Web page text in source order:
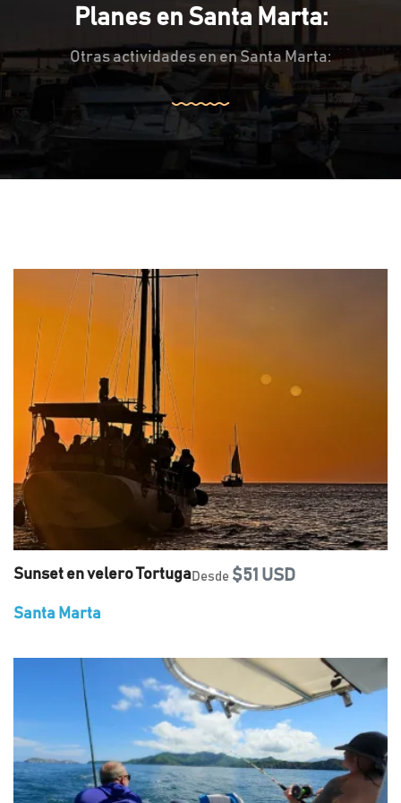
Planes en Santa Marta:
Otras actividades en en Santa Marta:
Sunset en velero Tortuga Desde $51 USD
Santa Marta